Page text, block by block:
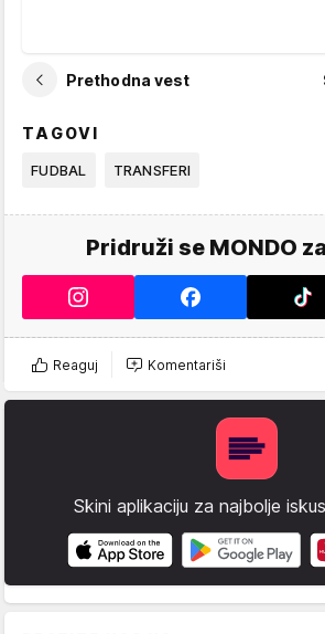
Prethodna vest
TAGOVI
FUDBAL TRANSFERI
Pridruži se MONDO
Reaguj Komentariši
Skini aplikaciju za najbolje